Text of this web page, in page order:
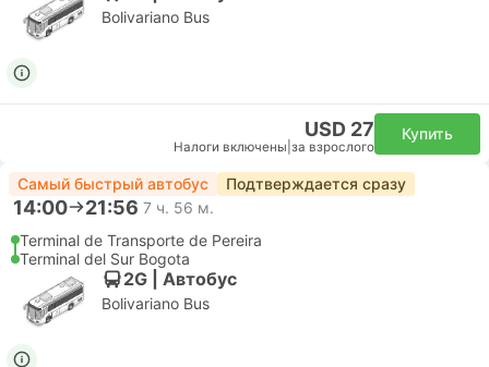
Bolivariano Bus
USD 27
Налоги включены за взрослого
Купить
Самый быстрый автобус Подтверждается сразу
14:00 21:56 7 ч. 56 м.
Terminal de Transporte de Pereira
Terminal del Sur Bogota
2G | Автобус
Bolivariano Bus